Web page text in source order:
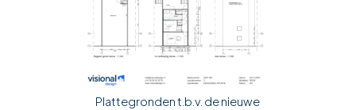
Plattegronden t.b.v. de nieuwe